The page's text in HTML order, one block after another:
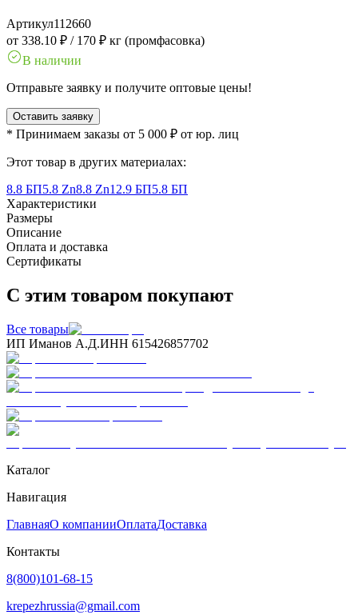
Артикул112660
от 338.10 ₽ / 170 ₽ кг (промфасовка)
В наличии
Отправьте заявку и получите оптовые цены!
Оставить заявку
* Принимаем заказы от 5 000 ₽ от юр. лиц
Этот товар в других материалах:
8.8 БП5.8 Zn8.8 Zn12.9 БП5.8 БП
Характеристики
Размеры
Описание
Оплата и доставка
Сертификаты
С этим товаром покупают
Все товары
ИП Иманов А.Д.ИНН 615426857702
Каталог
Навигация
ГлавнаяО компанииОплатаДоставка
Контакты
8(800)101-68-15
krepezhrussia@gmail.com